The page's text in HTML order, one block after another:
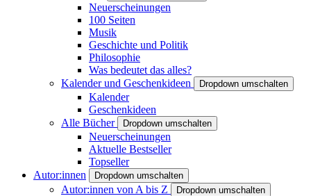
Neuerscheinungen
100 Seiten
Musik
Geschichte und Politik
Philosophie
Was bedeutet das alles?
Kalender und Geschenkideen
Dropdown umschalten
Kalender
Geschenkideen
Alle Bücher
Dropdown umschalten
Neuerscheinungen
Aktuelle Bestseller
Topseller
Autor:innen
Dropdown umschalten
Autor:innen von A bis Z Dropdown umschalten